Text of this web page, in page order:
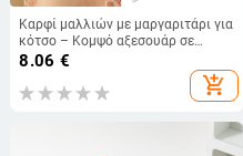
Καρφί μαλλιών με μαργαριτάρι για
κότσο – Κομψό αξεσουάρ σε
αρχαϊκό στυλ για κινεζικό φόρεμα
8.06 €
add_shopping_cart